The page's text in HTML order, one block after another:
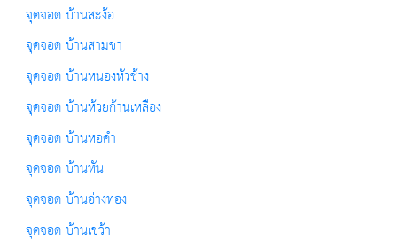
จุดจอด บ้านสะง้อ
จุดจอด บ้านสามขา
จุดจอด บ้านหนองหัวช้าง
จุดจอด บ้านห้วยก้านเหลือง
จุดจอด บ้านหอคำ
จุดจอด บ้านหัน
จุดจอด บ้านอ่างทอง
จุดจอด บ้านเขว้า